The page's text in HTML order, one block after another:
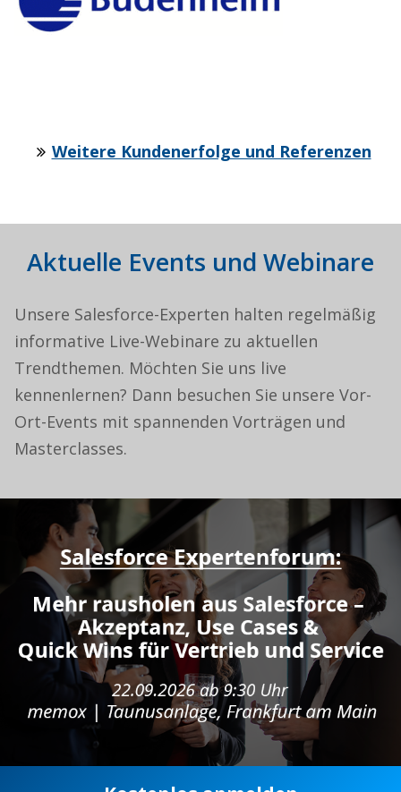
Weitere Kundenerfolge und Referenzen
Aktuelle Events und Webinare
Unsere Salesforce-Experten halten regelmäßig
informative Live-Webinare zu aktuellen
Trendthemen. Möchten Sie uns live
kennenlernen? Dann besuchen Sie unsere Vor-
Ort-Events mit spannenden Vorträgen und
Masterclasses.